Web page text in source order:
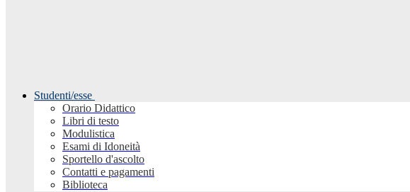
Studenti/esse
Orario Didattico
Libri di testo
Modulistica
Esami di Idoneità
Sportello d'ascolto
Contatti e pagamenti
Biblioteca